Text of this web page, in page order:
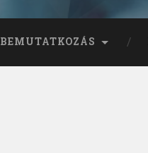
BEMUTATKOZÁS